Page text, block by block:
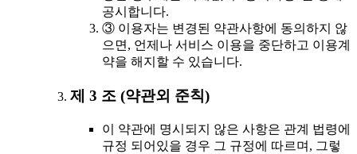
공시합니다.
③ 이용자는 변경된 약관사항에 동의하지 않
으면, 언제나 서비스 이용을 중단하고 이용계
약을 해지할 수 있습니다.
제 3 조 (약관외 준칙)
이 약관에 명시되지 않은 사항은 관계 법령에
규정 되어있을 경우 그 규정에 따르며, 그렇